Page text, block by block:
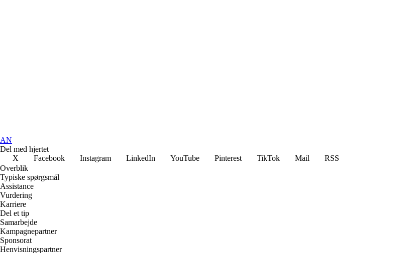
AN
Del med hjertet
X
Facebook Instagram LinkedIn YouTube Pinterest TikTok Mail
RSS
Overblik
Typiske spørgsmål
Assistance
Vurdering
Karriere
Del et tip
Samarbejde
Kampagnepartner
Sponsorat
Henvisningspartner